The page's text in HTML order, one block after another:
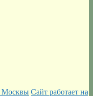
Москвы Сайт работает на